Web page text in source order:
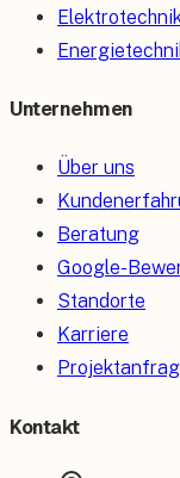
Unternehmen
Über uns
Beratung
Google-
Standorte
Karriere
Kontakt